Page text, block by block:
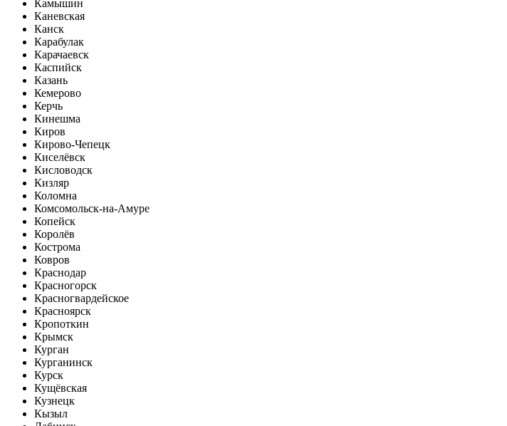
Камышин
Каневская
Канск
Карабулак
Карачаевск
Каспийск
Казань
Кемерово
Керчь
Кинешма
Киров
Кирово-Чепецк
Киселёвск
Кисловодск
Кизляр
Коломна
Комсомольск-на-Амуре
Копейск
Королёв
Кострома
Ковров
Краснодар
Красногорск
Красногвардейское
Красноярск
Кропоткин
Крымск
Курган
Курганинск
Курск
Кущёвская
Кузнецк
Кызыл